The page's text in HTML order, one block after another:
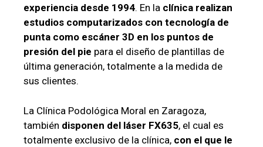
experiencia desde 1994. En la clínica realizan
estudios computarizados con tecnología de
punta como escáner 3D en los puntos de
presión del pie para el diseño de plantillas de
última generación, totalmente a la medida de
sus clientes.
La Clínica Podológica Moral en Zaragoza,
también disponen del láser FX635, el cual es
totalmente exclusivo de la clínica, con el que le